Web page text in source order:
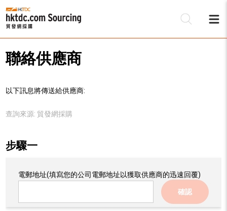
聯絡供應商
以下訊息將傳送給供應商:
查詢來源: 貿發網採購
步驟一
電郵地址(填寫您的公司電郵地址以獲取供應商的迅速回覆)
確認